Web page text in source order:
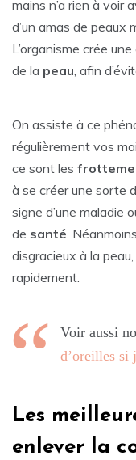
mains n’a rien à voir
d’un amas de peaux
L’organisme crée
de la peau, afin
On assiste à ce
régulièrement vos
ce sont les
à se créer une sorte
signe d’une maladie
de santé.
disgracieux à la
rapidement.
Voir aussi
d’oreilles si
Les
enlever la